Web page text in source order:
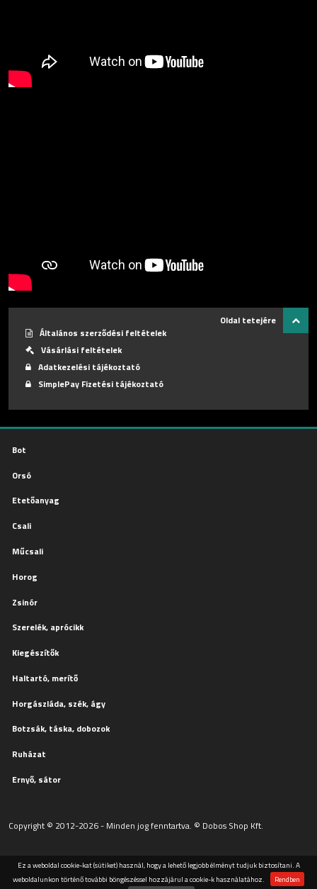
Ez a weboldal cookie-kat (sütiket) használ, hogy a lehető legjobb élményt tudjuk biztosítani. A
weboldalunkon történő további böngészéssel hozzájárul a cookie-k használatához.
Rendben
Általános szerződési feltételek
Vásárlási feltételek
Adatkezelési tájékoztató
SimplePay Fizetési tájékoztató
Oldal tetejére
Bot
Orsó
Etetőanyag
Csali
Műcsali
Horog
Zsinór
Szerelék, aprócikk
Kiegészítők
Haltartó, merítő
Horgászláda, szék, ágy
Botzsák, táska, dobozok
Ruházat
Ernyő, sátor
Copyright © 2012-2026 - Minden jog fenntartva. © Dobos Shop Kft.